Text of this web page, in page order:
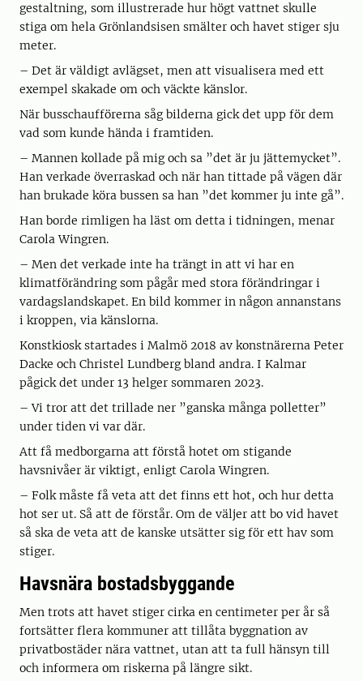
gestaltning, som illustrerade hur högt vattnet skulle
stiga om hela Grönlandsisen smälter och havet stiger sju
meter.
– Det är väldigt avlägset, men att visualisera med ett
exempel skakade om och väckte känslor.
När busschaufförerna såg bilderna gick det upp för dem
vad som kunde hända i framtiden.
– Mannen kollade på mig och sa ”det är ju jättemycket”.
Han verkade överraskad och när han tittade på vägen där
han brukade köra bussen sa han ”det kommer ju inte gå”.
Han borde rimligen ha läst om detta i tidningen, menar
Carola Wingren.
– Men det verkade inte ha trängt in att vi har en
klimatförändring som pågår med stora förändringar i
vardagslandskapet. En bild kommer in någon annanstans
i kroppen, via känslorna.
Konstkiosk startades i Malmö 2018 av konstnärerna Peter
Dacke och Christel Lundberg bland andra. I Kalmar
pågick det under 13 helger sommaren 2023.
– Vi tror att det trillade ner ”ganska många polletter”
under tiden vi var där.
Att få medborgarna att förstå hotet om stigande
havsnivåer är viktigt, enligt Carola Wingren.
– Folk måste få veta att det finns ett hot, och hur detta
hot ser ut. Så att de förstår. Om de väljer att bo vid havet
så ska de veta att de kanske utsätter sig för ett hav som
stiger.
Havsnära bostadsbyggande
Men trots att havet stiger cirka en centimeter per år så
fortsätter flera kommuner att tillåta byggnation av
privatbostäder nära vattnet, utan att ta full hänsyn till
och informera om riskerna på längre sikt.